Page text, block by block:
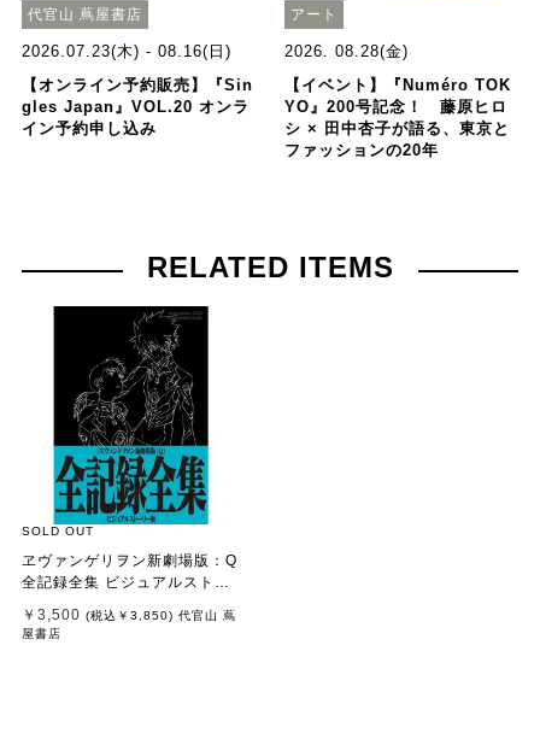
代官山 蔦屋書店
2026.07.23(木) - 08.16(日)
【オンライン予約販売】『Sin
gles Japan』VOL.20 オンラ
イン予約申し込み
アート
2026. 08.28(金)
【イベント】『Numéro TOK
YO』200号記念！ 藤原ヒロ
シ × 田中杏子が語る、東京と
ファッションの20年
RELATED ITEMS
SOLD OUT
ヱヴァンゲリヲン新劇場版：Q
全記録全集 ビジュアルストー
￥3,500 (税込 ￥3,850) 代官山 蔦
屋書店